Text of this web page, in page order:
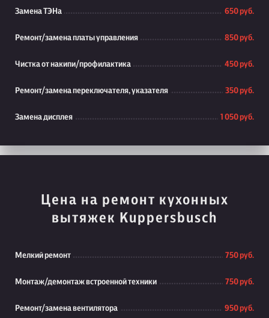
Замена ТЭНа 650 руб.
Ремонт/замена платы управления 850 руб.
Чистка от накипи/профилактика 450 руб.
Ремонт/замена переключателя, указателя 350 руб.
Замена дисплея 1 050 руб.
Цена на ремонт кухонных
вытяжек Kuppersbusch
Мелкий ремонт 750 руб.
Монтаж/демонтаж встроенной техники 750 руб.
Ремонт/замена вентилятора 950 руб.